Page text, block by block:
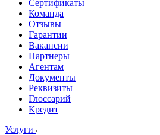
Сертификаты
Команда
Отзывы
Гарантии
Вакансии
Партнеры
Агентам
Документы
Реквизиты
Глоссарий
Кредит
Услуги